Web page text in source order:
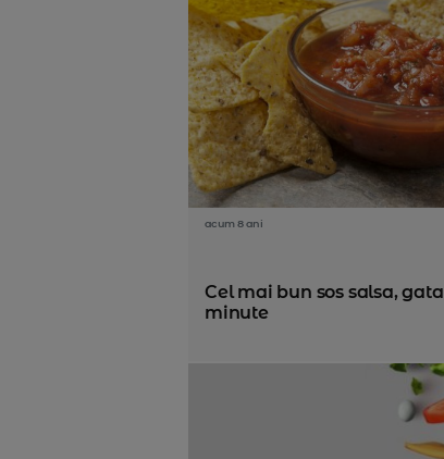
acum 8 ani
Cel mai bun sos salsa, gata
minute